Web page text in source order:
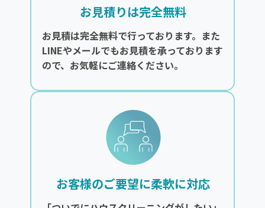
お見積りは完全無料
お見積は完全無料で行っております。また
LINEやメールでもお見積を承っております
ので、お気軽にご連絡ください。
お客様のご要望に柔軟に対応